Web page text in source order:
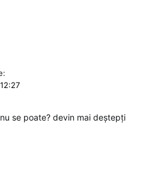
se poate? devin mai deștepți